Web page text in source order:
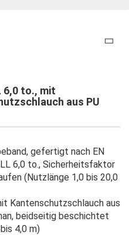
6,0 to., mit
aus PU
gefertigt nach EN
6,0 to., Sicherheitsfaktor
(Nutzlänge 1,0 bis 20,0
Kantenschutzschlauch aus
beidseitig beschichtet
4,0 m)